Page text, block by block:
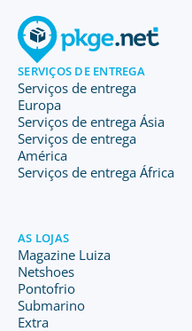
SERVIÇOS DE ENTREGA
Serviços de entrega
Europa
Serviços de entrega Ásia
Serviços de entrega
América
Serviços de entrega África
AS LOJAS
Magazine Luiza
Netshoes
Pontofrio
Submarino
Extra